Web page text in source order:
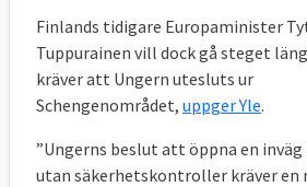
Finlands tidigare Europaminister
Tuppurainen vill dock gå steget
kräver att Ungern utesluts ur
Schengenområdet, uppger Yle.
”Ungerns beslut att öppna en
utan säkerhetskontroller kräver en